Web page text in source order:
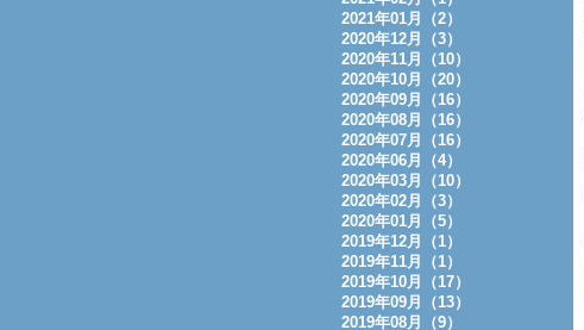
2021年01月（2）
2020年12月（3）
2020年11月（10）
2020年10月（20）
2020年09月（16）
2020年08月（16）
2020年07月（16）
2020年06月（4）
2020年03月（10）
2020年02月（3）
2020年01月（5）
2019年12月（1）
2019年11月（1）
2019年10月（17）
2019年09月（13）
2019年08月（9）